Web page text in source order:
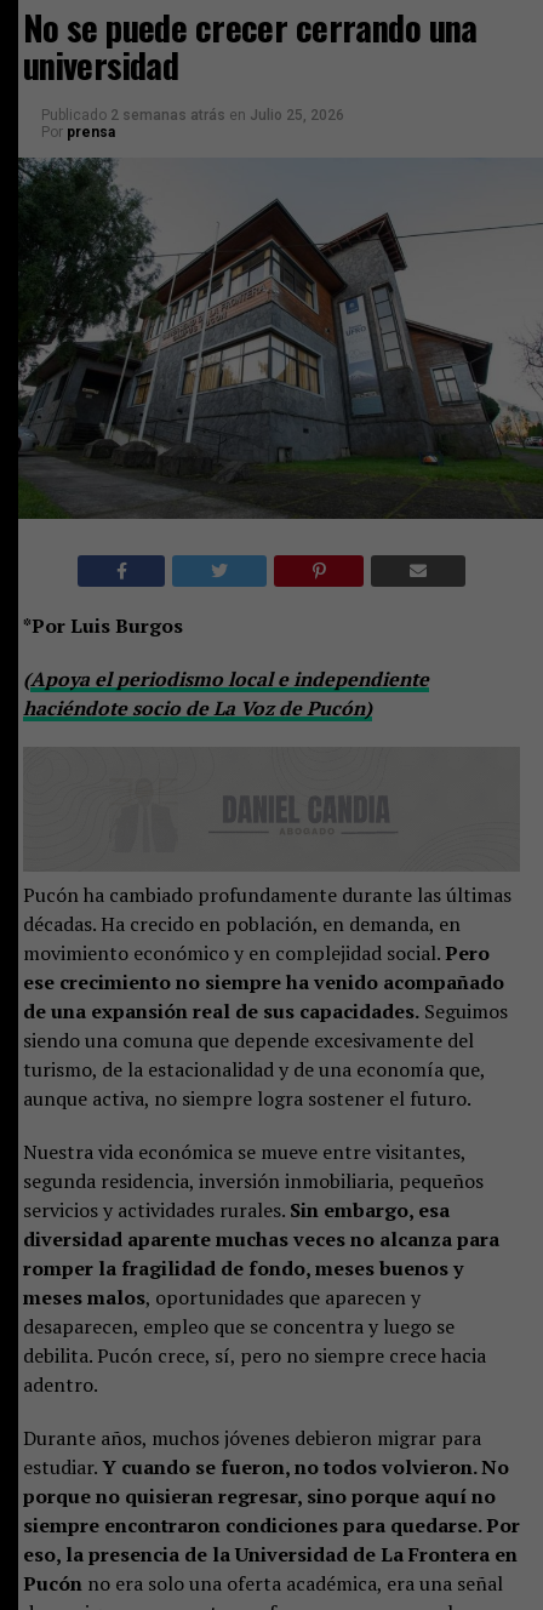
No se puede crecer cerrando una
universidad
Publicado 2 semanas atrás en Julio 25, 2026
Por prensa
*Por Luis Burgos
(Apoya el periodismo local e independiente
haciéndote socio de La Voz de Pucón)
Pucón ha cambiado profundamente durante las últimas
décadas. Ha crecido en población, en demanda, en
movimiento económico y en complejidad social. Pero
ese crecimiento no siempre ha venido acompañado
de una expansión real de sus capacidades.Seguimos
siendo una comuna que depende excesivamente del
turismo, de la estacionalidad y de una economía que,
aunque activa, no siempre logra sostener el futuro.
Nuestra vida económica se mueve entre visitantes,
segunda residencia, inversión inmobiliaria, pequeños
servicios y actividades rurales. Sin embargo, esa
diversidad aparente muchas veces no alcanza para
romper la fragilidad de fondo, meses buenos y
meses malos, oportunidades que aparecen y
desaparecen, empleo que se concentra y luego se
debilita. Pucón crece, sí, pero no siempre crece hacia
adentro.
Durante años, muchos jóvenes debieron migrar para
estudiar.Y cuando se fueron, no todos volvieron. No
porque no quisieran regresar, sino porque aquí no
siempre encontraron condiciones para quedarse. Por
eso, la presencia de la Universidad de La Frontera en
Pucónno era solo una oferta académica, era una señal